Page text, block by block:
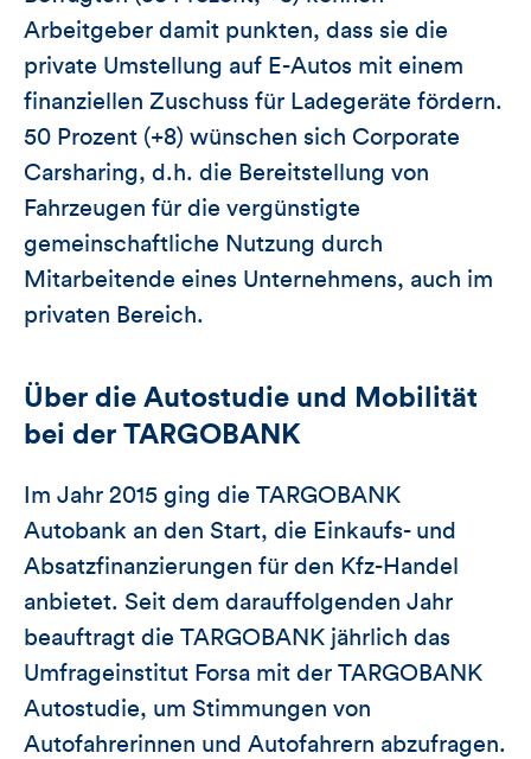
Arbeitgeber damit punkten, dass sie die
private Umstellung auf E-Autos mit einem
finanziellen Zuschuss für Ladegeräte fördern.
50 Prozent (+8) wünschen sich Corporate
Carsharing, d.h. die Bereitstellung von
Fahrzeugen für die vergünstigte
gemeinschaftliche Nutzung durch
Mitarbeitende eines Unternehmens, auch im
privaten Bereich.
Über die Autostudie und Mobilität
bei der TARGOBANK
Im Jahr 2015 ging die TARGOBANK
Autobank an den Start, die Einkaufs- und
Absatzfinanzierungen für den Kfz-Handel
anbietet. Seit dem darauffolgenden Jahr
beauftragt die TARGOBANK jährlich das
Umfrageinstitut Forsa mit der TARGOBANK
Autostudie, um Stimmungen von
Autofahrerinnen und Autofahrern abzufragen.